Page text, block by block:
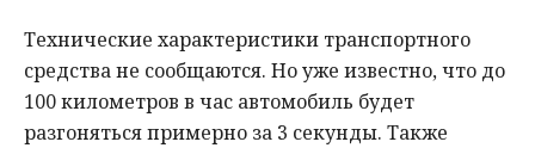
Технические характеристики транспортного
средства не сообщаются. Но уже известно, что до
100 километров в час автомобиль будет
разгоняться примерно за 3 секунды. Также